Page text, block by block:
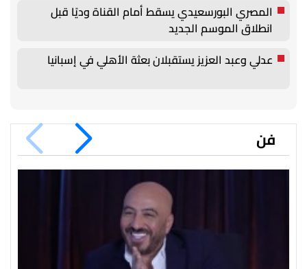
المصري البورسعيدي يسقط أمام القناة وديًا قبل
انطلاق الموسم الجديد
عدلي وعبد العزيز يستقبلان بعثة الأهلي في إسبانيا
فن